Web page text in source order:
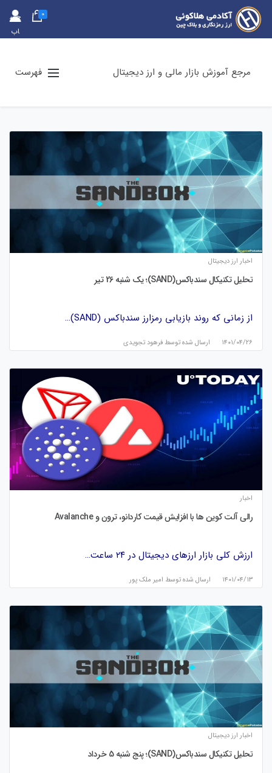
حس
اب
0
مرجع آموزش بازار مالی و ارز دیجیتال فهرست
اخبار ارز دیجیتال
تحلیل تکنیکال سندباکس(SAND)؛ یک شنبه 26 تیر
از زمانی که روند بازیابی رمزارز سندباکس (SAND)…
۱۴۰۱/۰۴/۲۶ ارسال شده توسط فرهود تجویدی
اخبار
رالی آلت کوین ها با افزایش قیمت کاردانو، ترون و Avalanche
ارزش کلی بازار ارزهای دیجیتال در ۲۴ ساعت…
۱۴۰۱/۰۴/۱۳ ارسال شده توسط امیر ملک پور
اخبار ارز دیجیتال
تحلیل تکنیکال سندباکس(SAND)؛ پنج شنبه 5 خرداد